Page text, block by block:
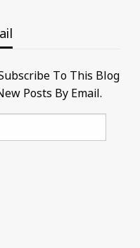
To This Blog
Posts By Email.